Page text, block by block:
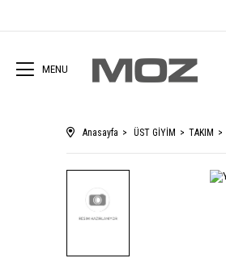
MENU
Anasayfa ÜST GİYİM TAKIM